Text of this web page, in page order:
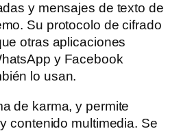
y mensajes de texto de
Su protocolo de cifrado
otras aplicaciones
y Facebook
lo usan.
de karma, y permite
contenido multimedia. Se